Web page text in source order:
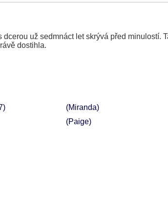
dcerou už sedmnáct let skrývá před minulostí.
dostihla.
(Miranda)
(Paige)